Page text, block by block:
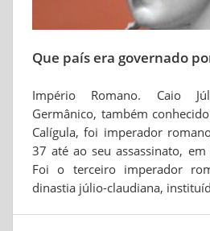
Que país era governado
Império Romano. Caio
Germânico, também
Calígula, foi imperador
37 até ao seu assassinato,
Foi o terceiro imperador
dinastia júlio-claudiana,